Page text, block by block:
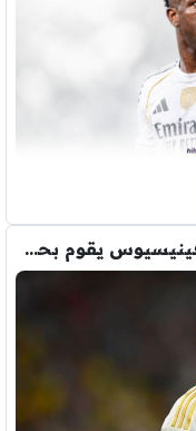
عاجل : “قبل التراجع ” فينيسيوس يقوم بحذف كل صوره مع ريال مدريد